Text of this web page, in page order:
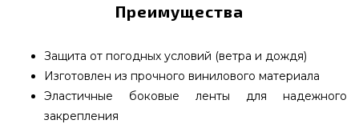
Преимущества
Защита от погодных условий (ветра и дождя)
Изготовлен из прочного винилового материала
Эластичные боковые ленты для надежного
закрепления